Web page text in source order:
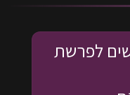
לפרשת